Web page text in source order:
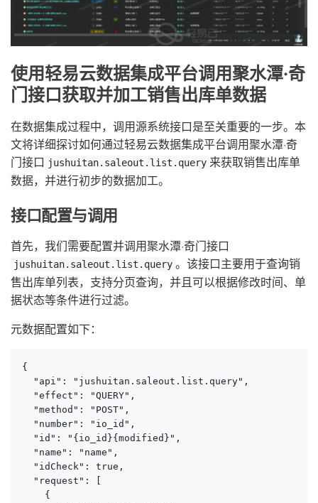
使用轻易云数据集成平台调用聚水潭·奇
门接口获取并加工销售出库单数据
在数据集成过程中，调用源系统接口是至关重要的一步。本
文将详细探讨如何通过轻易云数据集成平台调用聚水潭·奇
门接口 jushuitan.saleout.list.query 来获取销售出库单
数据，并进行初步的数据加工。
接口配置与调用
首先，我们需要配置并调用聚水潭·奇门接口
jushuitan.saleout.list.query 。该接口主要用于查询销
售出库单列表，支持分页查询，并且可以根据修改时间、单
据状态等条件进行过滤。
元数据配置如下：
{
  "api": "jushuitan.saleout.list.query",
  "effect": "QUERY",
  "method": "POST",
  "number": "io_id",
  "id": "{io_id}{modified}",
  "name": "name",
  "idCheck": true,
  "request": [
    {